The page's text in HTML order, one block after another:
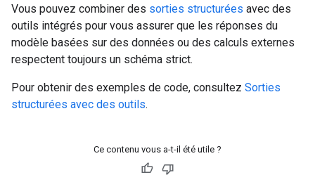
Vous pouvez combiner des sorties structurées avec des
outils intégrés pour vous assurer que les réponses du
modèle basées sur des données ou des calculs externes
respectent toujours un schéma strict.
Pour obtenir des exemples de code, consultez Sorties
structurées avec des outils.
Ce contenu vous a-t-il été utile ?